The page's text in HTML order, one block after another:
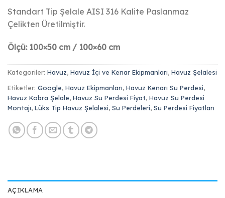
Standart Tip Şelale AISI 316 Kalite Paslanmaz
Çelikten Üretilmiştir.
Ölçü: 100×50 cm / 100×60 cm
Kategoriler: Havuz, Havuz İçi ve Kenar Ekipmanları, Havuz Şelalesi
Etiketler: Google, Havuz Ekipmanları, Havuz Kenarı Su Perdesi,
Havuz Kobra Şelale, Havuz Su Perdesi Fiyat, Havuz Su Perdesi
Montajı, Lüks Tip Havuz Şelalesi, Su Perdeleri, Su Perdesi Fiyatları
AÇIKLAMA